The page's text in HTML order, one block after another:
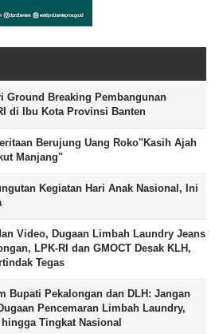
Ground Breaking Pembangunan
di Ibu Kota Provinsi Banten
Berujung Uang Roko"Kasih Ajah
Manjang"
Kegiatan Hari Anak Nasional, Ini
Video, Dugaan Limbah Laundry Jeans
LPK-RI dan GMOCT Desak KLH,
Tegas
Bupati Pekalongan dan DLH: Jangan
Pencemaran Limbah Laundry,
Tingkat Nasional